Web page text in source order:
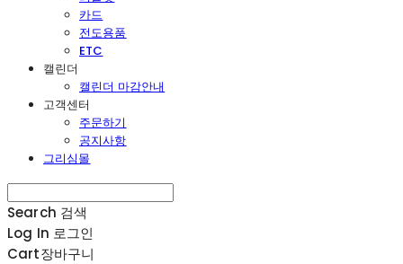
카드
전도용품
ETC
캘린더
캘린더 마감안내
고객센터
주문하기
공지사항
그리심몰
Search 검색
Log In 로그인
Cart장바구니